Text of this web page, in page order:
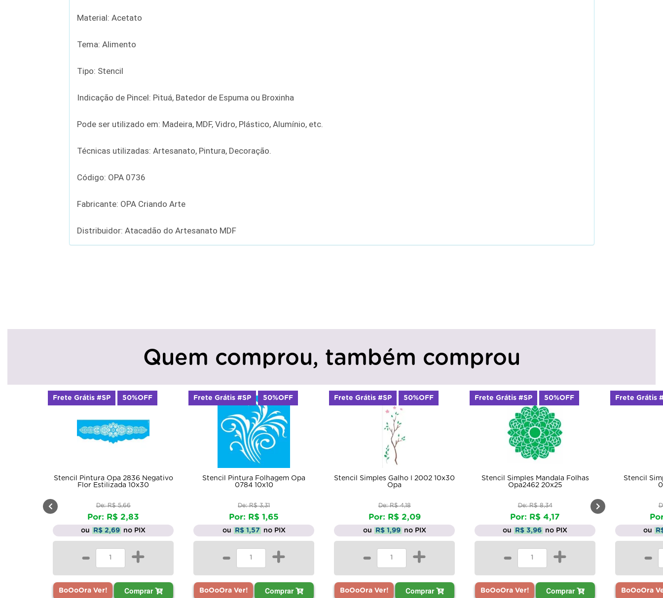
Material: Acetato
Tema: Alimento
Tipo: Stencil
Indicação de Pincel: Pituá, Batedor de Espuma ou Broxinha
Pode ser utilizado em: Madeira, MDF, Vidro, Plástico, Alumínio, etc.
Técnicas utilizadas: Artesanato, Pintura, Decoração.
Código: OPA 0736
Fabricante: OPA Criando Arte
Distribuidor: Atacadão do Artesanato MDF
Quem comprou, também comprou
Pintura Opa 2836 Negativo
Flor Estilizada 10x30
De: R$ 5,66
R$ 2,69 no PIX
+
Comprar
50%OFF
Stencil Pintura Folhagem Opa
R$ 1,57
+
BoOoOra Ver! Comprar
Frete Grátis #SP 50%OFF
Stencil Simples Galho I 2002 10x30
R$ 1,99
+
BoOoOra Ver! Comprar
Frete Grátis #SP 50%OFF
Stencil Simples Mandala Folhas
R$ 3,96 no PIX
+
BoOoOra Ver! Comprar
Frete Grátis #SP 50%OFF
Stencil Simples Folhagem
De: R$ 4,79
R$ 2,27 no PIX
+
BoOoOra Ver! Comprar
Frete Grátis #SP 50%OFF